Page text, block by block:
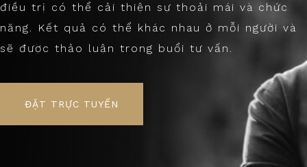
điều trị có thể cải thiện sự thoải mái và chức
năng. Kết quả có thể khác nhau ở mỗi người và
sẽ được thảo luận trong buổi tư vấn.
ĐẶT TRỰC TUYẾN